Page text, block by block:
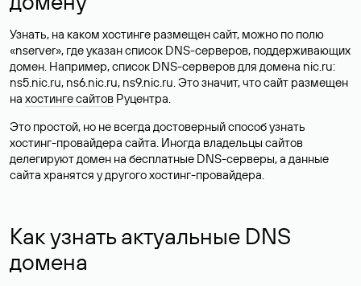
Узнать, на каком хостинге размещен сайт, можно по полю
«nserver», где указан список DNS-серверов, поддерживающих
домен. Например, список DNS-серверов для домена nic.ru:
ns5.nic.ru, ns6.nic.ru, ns9.nic.ru. Это значит, что сайт размещен
на хостинге сайтов Руцентра.
Это простой, но не всегда достоверный способ узнать
хостинг-провайдера сайта. Иногда владельцы сайтов
делегируют домен на бесплатные DNS-серверы, а данные
сайта хранятся у другого хостинг-провайдера.
Как узнать актуальные DNS
домена